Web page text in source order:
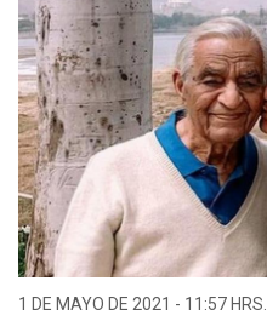
1 DE MAYO DE 2021 - 11:57 HRS.